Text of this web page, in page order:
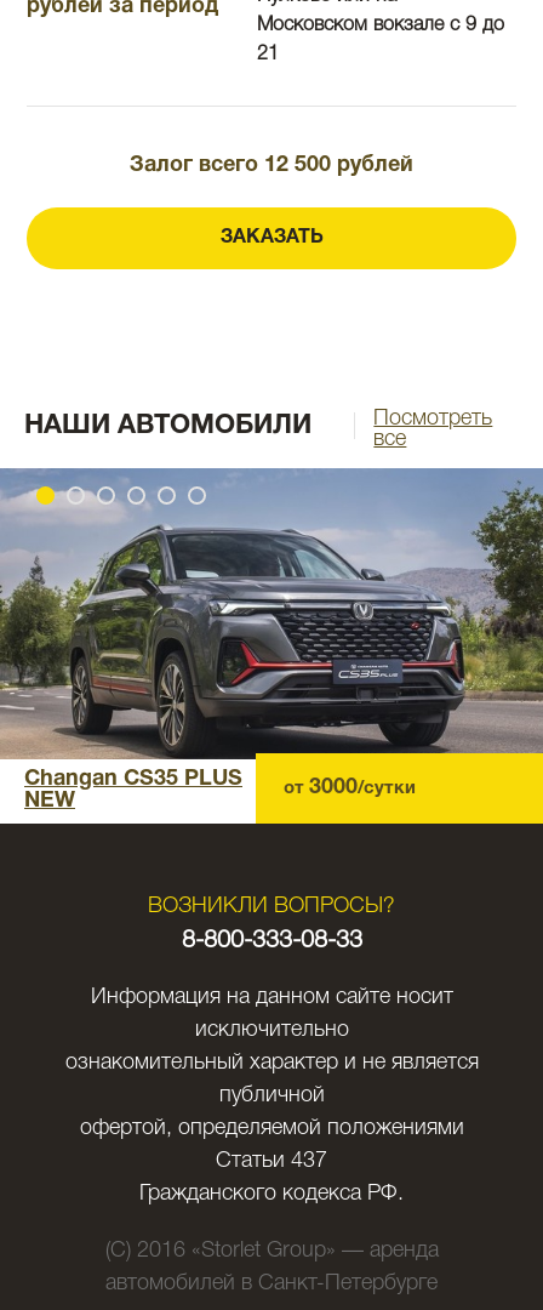
рублей за период
Московском вокзале с 9 до
21
Залог всего 12 500 рублей
ЗАКАЗАТЬ
НАШИ АВТОМОБИЛИ
Посмотреть
все
Changan CS35 PLUS
NEW
от 3000/сутки
ВОЗНИКЛИ ВОПРОСЫ?
8-800-333-08-33
Информация на данном сайте носит
исключительно
ознакомительный характер и не является
публичной
офертой, определяемой положениями
Статьи 437
Гражданского кодекса РФ.
(C) 2016 «Storlet Group» — аренда
автомобилей в Санкт-Петербурге